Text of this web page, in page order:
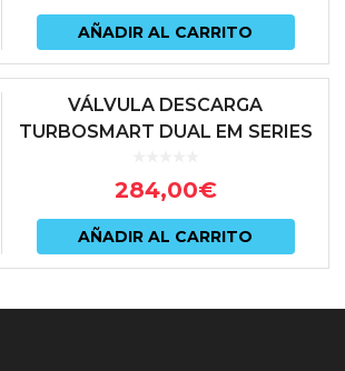
AÑADIR AL CARRITO
VÁLVULA DESCARGA
TURBOSMART DUAL EM SERIES
284,00€
AÑADIR AL CARRITO